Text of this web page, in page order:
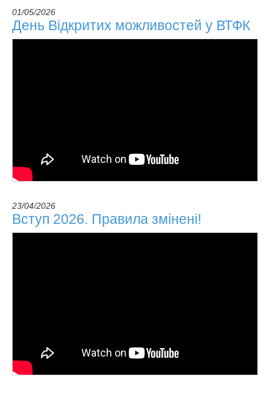
01/05/2026
День Відкритих можливостей у ВТФК
23/04/2026
Вступ 2026. Правила змінені!